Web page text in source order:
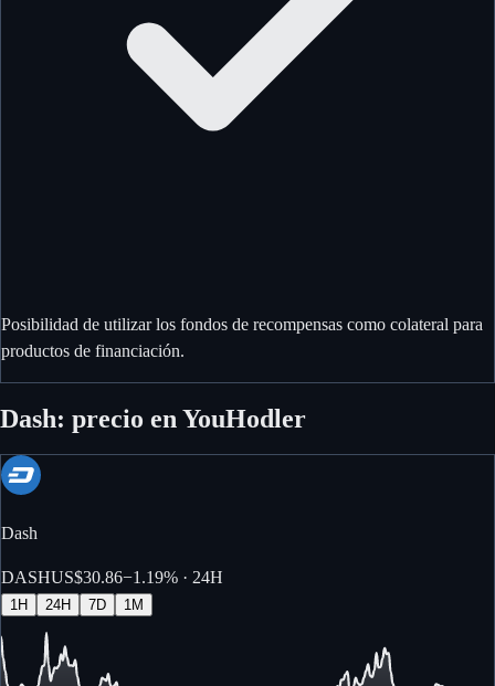
Posibilidad de utilizar los fondos de recompensas como colateral para
productos de financiación.
Dash: precio en YouHodler
Dash
DASHUS$30.86−1.19% · 24H
1H 24H 7D 1M